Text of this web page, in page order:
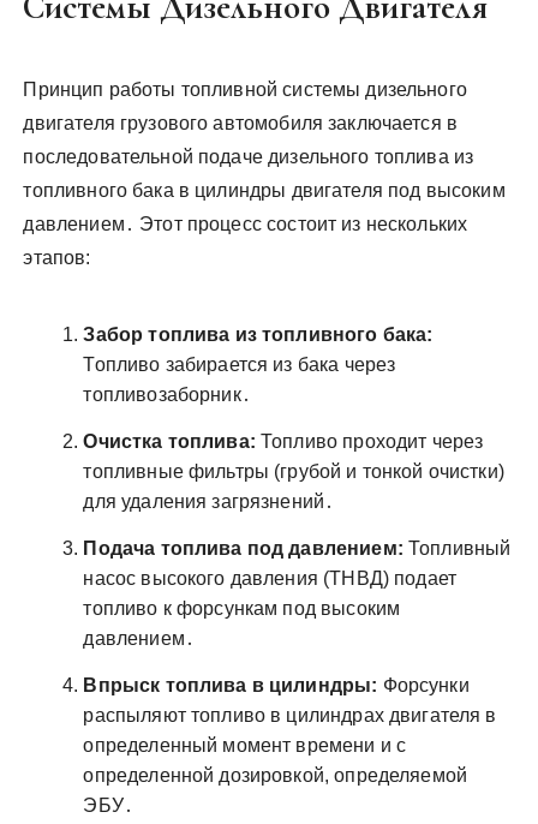
Принцип работы топливной системы дизельного
двигателя грузового автомобиля заключается в
последовательной подаче дизельного топлива из
топливного бака в цилиндры двигателя под высоким
давлением․ Этот процесс состоит из нескольких
этапов:
Забор топлива из топливного бака:
Топливо забирается из бака через
топливозаборник․
Очистка топлива: Топливо проходит через
топливные фильтры (грубой и тонкой очистки)
для удаления загрязнений․
Подача топлива под давлением: Топливный
насос высокого давления (ТНВД) подает
топливо к форсункам под высоким
давлением․
Впрыск топлива в цилиндры: Форсунки
распыляют топливо в цилиндрах двигателя в
определенный момент времени и с
определенной дозировкой, определяемой
ЭБУ․